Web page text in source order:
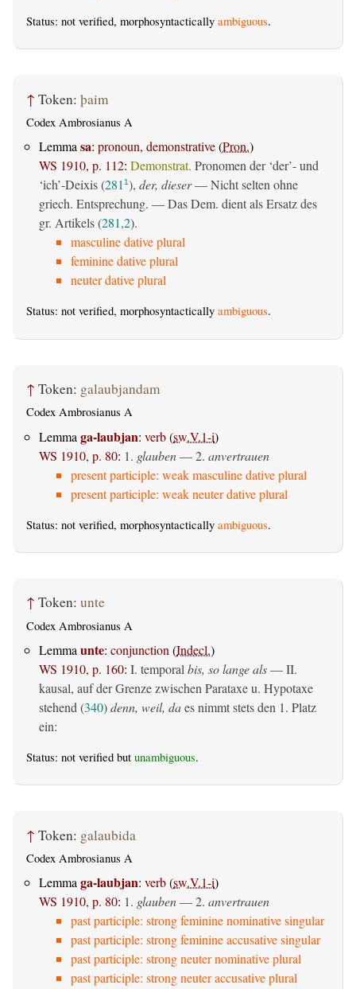
Status: not verified, morphosyntactically ambiguous.
↑ Token: þaim
Codex Ambrosianus A
Lemmasa: pronoun, demonstrative(Pron.)
WS 1910, p. 112: Demonstrat. Pronomen der ‘der’- und
‘ich’-Deixis (281 1), der, dieser— Nicht selten ohne
griech. Entsprechung. — Das Dem. dient als Ersatz des
gr. Artikels (281,2).
masculine dative plural
feminine dative plural
neuter dative plural
Status: not verified, morphosyntactically ambiguous.
↑ Token: galaubjandam
Codex Ambrosianus A
Lemma ga-laubjan: verb(sw.V.1-i)
WS 1910, p. 80: 1. glauben— 2. anvertrauen
present participle: weak masculine dative plural
present participle: weak neuter dative plural
Status: not verified, morphosyntactically ambiguous.
↑ Token: unte
Codex Ambrosianus A
Lemma unte: conjunction (Indecl.)
WS 1910, p. 160: I. temporal bis, so lange als— II.
kausal, auf der Grenze zwischen Parataxe u. Hypotaxe
stehend (340)denn, weil, daes nimmt stets den 1. Platz
ein:
Status: not verified but unambiguous.
↑ Token: galaubida
Codex Ambrosianus A
Lemma ga-laubjan: verb(sw.V.1-i)
WS 1910, p. 80: 1. glauben— 2. anvertrauen
past participle: strong feminine nominative singular
past participle: strong feminine accusative singular
past participle: strong neuter nominative plural
past participle: strong neuter accusative plural